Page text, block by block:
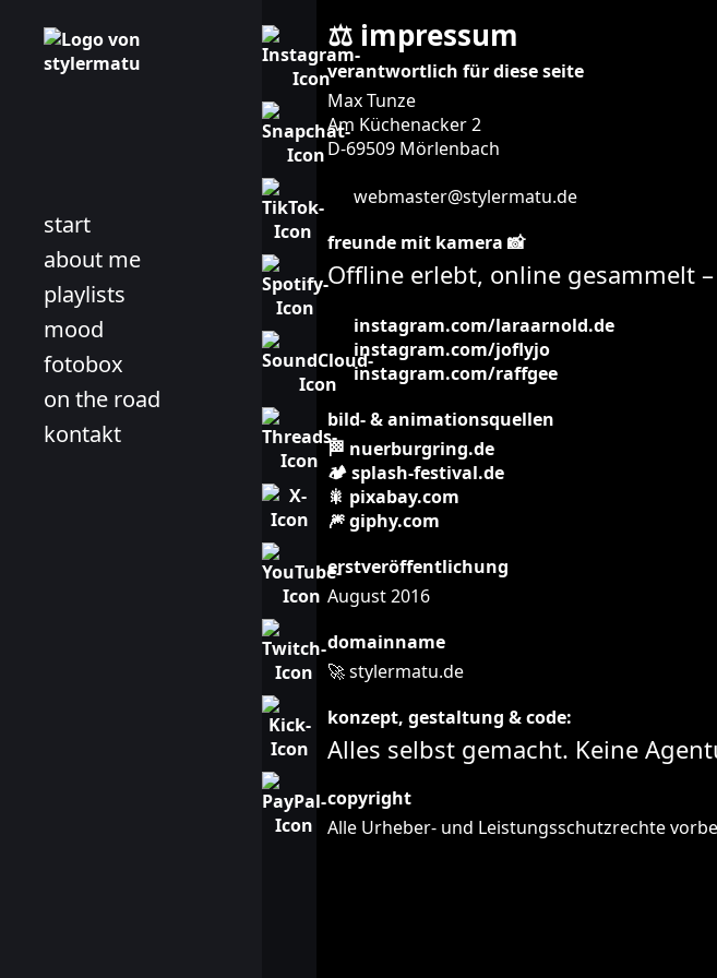
start
about me
playlists
mood
fotobox
on the road
kontakt
⚖️ impressum
verantwortlich für diese seite
Max Tunze
Am Küchenacker 2
D-69509 Mörlenbach
webmaster@stylermatu.de
freunde mit kamera 📸
Offline erlebt, online gesammelt
instagram.com/laraarnold.de
instagram.com/joflyjo
instagram.com/raffgee
bild- & animationsquellen
🏁 nuerburgring.de
🏕️ splash-festival.de
🎇 pixabay.com
🎆 giphy.com
erstveröffentlichung
August 2016
domainname
🚀 stylermatu.de
konzept, gestaltung & code:
Alles selbst gemacht. Keine
copyright
Alle Urheber- und Leistungsschutzrechte